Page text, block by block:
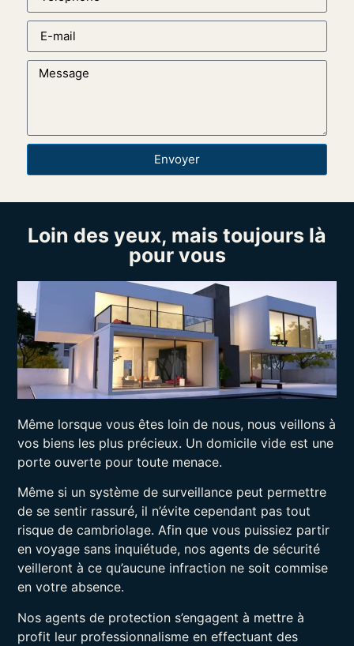
Loin des yeux, mais toujours là
pour vous
Même lorsque vous êtes loin de nous, nous veillons à
vos biens les plus précieux. Un domicile vide est une
porte ouverte pour toute menace.
Même si un système de surveillance peut permettre
de se sentir rassuré, il n’évite cependant pas tout
risque de cambriolage. Afin que vous puissiez partir
en voyage sans inquiétude, nos agents de sécurité
veilleront à ce qu’aucune infraction ne soit commise
en votre absence.
Nos agents de protection s’engagent à mettre à
profit leur professionnalisme en effectuant des
Envoyer